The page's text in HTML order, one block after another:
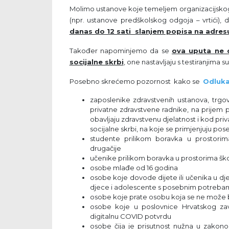
Molimo ustanove koje temeljem
(npr. ustanove predškolskog odgoja – vrtići),
danas do 12 sati slanjem popisa na
Također napominjemo da se ova uputa ne
socijalne skrbi , one nastavljaju s testiranjima
Posebno skrećemo pozornost kako se
zaposlenike zdravstvenih ustanova,
privatne zdravstvene radnike, na prijem
obavljaju zdravstvenu djelatnost i kod
socijalne skrbi, na koje se primjenjuju
studente prilikom boravka u
drugačije
učenike prilikom boravka u prostorima
osobe mlađe od 16 godina
osobe koje dovode dijete ili učenika u
djece i adolescente s posebnim
osobe koje prate osobu koja se ne može
osobe koje u poslovnice Hrvatskog
digitalnu COVID potvrdu
osobe čija je prisutnost nužna u